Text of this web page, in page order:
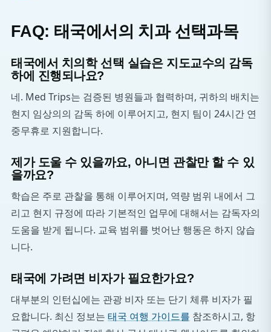
FAQ: 태국에서의 치과 선택과목
태국에서 치의학 선택 실습은 지도교수의 감독
하에 진행되나요?
네. Med Trips는 검증된 병원들과 협력하며, 귀하의 배치는
현지 임상의의 감독 하에 이루어지고, 현지 팀이 24시간 연
중무휴로 지원합니다.
제가 도울 수 있을까요, 아니면 관찰만 할 수 있
을까요?
학습은 주로 관찰을 통해 이루어지며, 역량 범위 내에서 그
리고 현지 규정에 따라 기본적인 업무에 대해서는 감독자의
도움을 받게 됩니다. 교육 범위를 벗어난 행동은 하지 않습
니다.
태국에 가려면 비자가 필요한가요?
대부분의 인턴십에는 관광 비자 또는 단기 체류 비자가 필
요합니다. 최신 정보는 태국 여행 가이드를 참조하시고, 항